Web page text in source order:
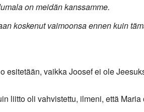
on meidän kanssamme.
koskenut vaimoonsa ennen kuin
vaikka Joosef ei ole
liitto oli vahvistettu, ilmeni, että Maria